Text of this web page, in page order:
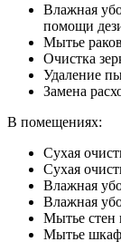
Влажная
помощи
Мытье
Очистка
Удаление
Замена
В помещениях:
Сухая
Сухая
Влажная
Влажная
Мытье стен
Мытье